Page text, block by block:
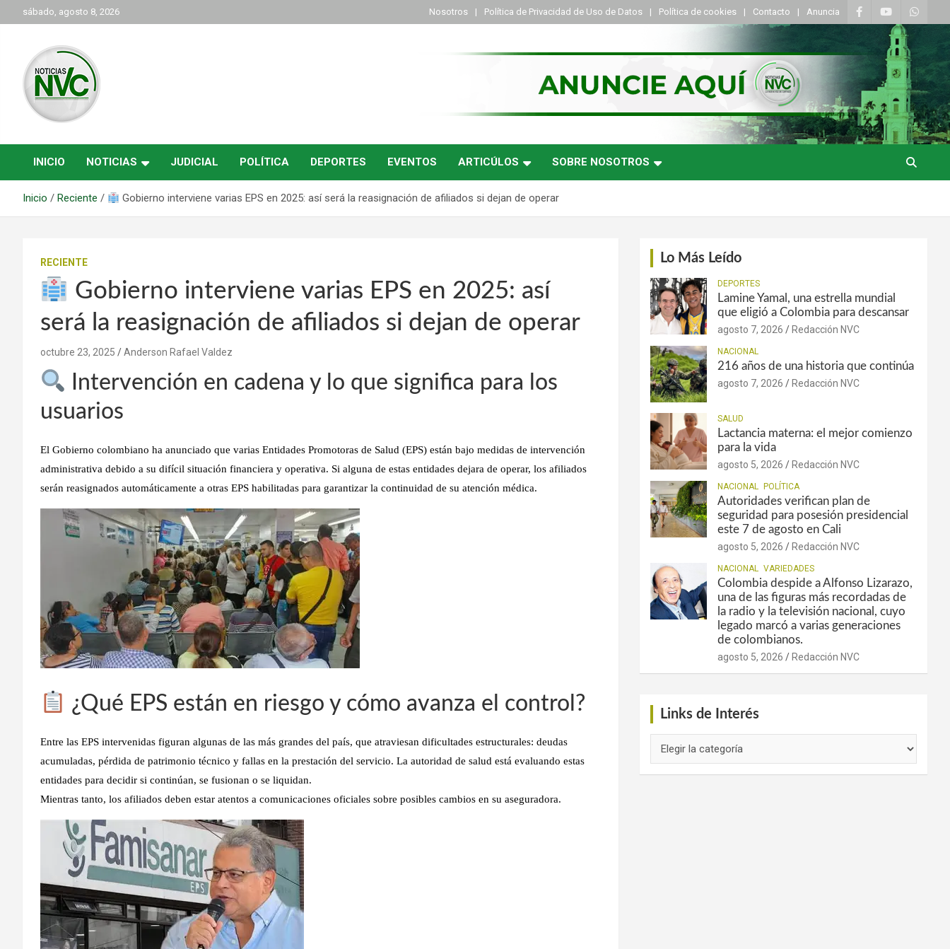
al
sábado, agosto 8, 2026 Nosotros Política de Privacidad de Uso de Datos Política de cookies Contacto Anuncia
NVC Noticias
INICIO NOTICIAS JUDICIAL POLÍTICA DEPORTES EVENTOS ARTICÚLOS SOBRE NOSOTROS
Inicio Reciente Gobierno interviene varias EPS en 2025: así será la reasignación de afiliados si dejan de operar
RECIENTE
Gobierno interviene varias EPS en 2025: así
será la reasignación de afiliados si dejan de operar
octubre 23, 2025 Anderson Rafael Valdez
Intervención en cadena y lo que significa para los
usuarios
El Gobierno colombiano ha anunciado que varias Entidades Promotoras de Salud (EPS) están bajo medidas de intervención
administrativa debido a su difícil situación financiera y operativa. Si alguna de estas entidades dejara de operar, los afiliados
serán reasignados automáticamente a otras EPS habilitadas para garantizar la continuidad de su atención médica.
¿Qué EPS están en riesgo y cómo avanza el control?
Entre las EPS intervenidas figuran algunas de las más grandes del país, que atraviesan dificultades estructurales: deudas
acumuladas, pérdida de patrimonio técnico y fallas en la prestación del servicio. La autoridad de salud está evaluando estas
entidades para decidir si continúan, se fusionan o se liquidan.
Mientras tanto, los afiliados deben estar atentos a comunicaciones oficiales sobre posibles cambios en su aseguradora.
Lo Más Leído
DEPORTES
Lamine Yamal, una estrella mundial
que eligió a Colombia para descansar
agosto 7, 2026 Redacción NVC
NACIONAL
216 años de una historia que continúa
agosto 7, 2026 Redacción NVC
SALUD
Lactancia materna: el mejor comienzo
para la vida
agosto 5, 2026 Redacción NVC
NACIONAL POLÍTICA
Autoridades verifican plan de
seguridad para posesión presidencial
este 7 de agosto en Cali
agosto 5, 2026 Redacción NVC
NACIONAL VARIEDADES
Colombia despide a Alfonso Lizarazo,
una de las figuras más recordadas de
la radio y la televisión nacional, cuyo
legado marcó a varias generaciones
de colombianos.
agosto 5, 2026 Redacción NVC
Links de Interés
de